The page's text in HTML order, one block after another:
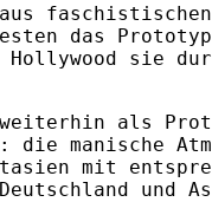
faschistischen
das
sie
als
manische
mit
und